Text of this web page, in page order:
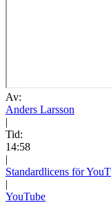
Av:
Anders Larsson
|
Tid:
14:58
|
Standardlicens för
|
YouTube